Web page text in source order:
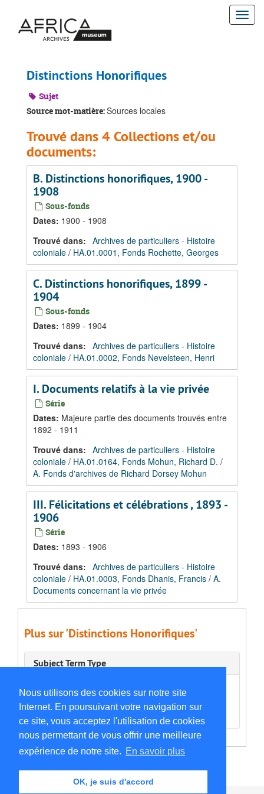
Nous utilisons des cookies sur notre site
Internet. En poursuivant votre navigation sur
ce site, vous acceptez l'utilisation de cookies
nous permettant de vous offrir une meilleure
expérience de notre site. En savoir plus
OK, je suis d'accord
contenu
Distinctions Honorifiques
Sujet
Source mot-matière:Sources locales
Trouvé dans 4 Collections et/ou
documents:
B. Distinctions honorifiques, 1900 -
1908
Sous-fonds
Dates: 1900 - 1908
Trouvé dans: Archives de particuliers - Histoire
coloniale / HA.01.0001, Fonds Rochette, Georges
C. Distinctions honorifiques, 1899 -
1904
Sous-fonds
Dates: 1899 - 1904
Trouvé dans: Archives de particuliers - Histoire
coloniale / HA.01.0002, Fonds Nevelsteen, Henri
I. Documents relatifs à la vie privée
Série
Dates: Majeure partie des documents trouvés entre
1892 - 1911
Trouvé dans: Archives de particuliers - Histoire
coloniale / HA.01.0164, Fonds Mohun, Richard D. /
A. Fonds d'archives de Richard Dorsey Mohun
III. Félicitations et célébrations , 1893 -
1906
Série
Dates: 1893 - 1906
Trouvé dans: Archives de particuliers - Histoire
coloniale / HA.01.0003, Fonds Dhanis, Francis / A.
Documents concernant la vie privée
Plus sur 'Distinctions Honorifiques'
Subject Term Type
Contexte culturel
Distinctions Honorifiques